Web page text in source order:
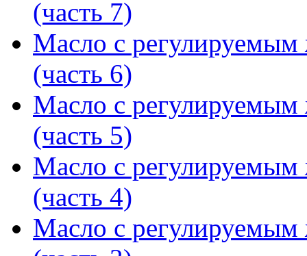
(часть 7)
Масло с
(часть 6)
Масло с
(часть 5)
Масло с
(часть 4)
Масло с